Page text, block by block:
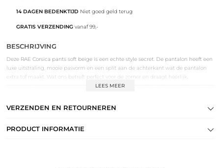
14 DAGEN BEDENKTIJD Niet goed geld terug
GRATIS VERZENDINGvanaf 99,-
BESCHRIJVING
Deze RAE Corsica pants soft beige is een echte style secret. De pantalon heeft een
luxe uitstraling, mooie pasvorm en een split aan de achterkant wat de pantalon
extra tof maakt. Wat ons betreft perfect voor de zomer en draagt heerlijk.
Combineer de broek met een witte blouse of een shirt of sweater. Dit toffe nieuwe
LEES MEER
VERZENDEN EN RETOURNEREN
PRODUCT INFORMATIE